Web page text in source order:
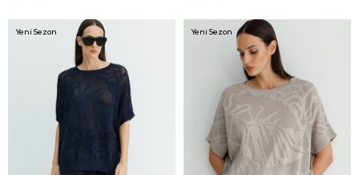
Yeni Sezon Yeni Sezon